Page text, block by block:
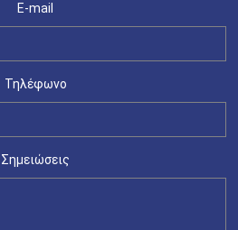
E-mail
Τηλέφωνο
Σημειώσεις